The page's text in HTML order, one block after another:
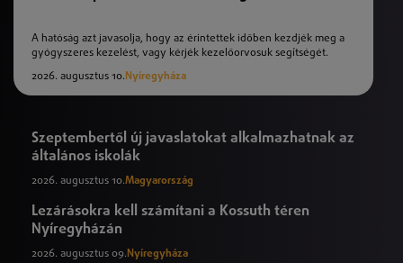
A hatóság azt javasolja, hogy az érintettek időben kezdjék meg a
gyógyszeres kezelést, vagy kérjék kezelőorvosuk segítségét.
2026. augusztus 10. Nyíregyháza
Szeptembertől új javaslatokat alkalmazhatnak az
általános iskolák
2026. augusztus 10.Magyarország
Lezárásokra kell számítani a Kossuth téren
Nyíregyházán
2026. augusztus 09. Nyíregyháza